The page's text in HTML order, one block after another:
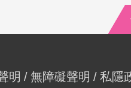
明 無障礙聲明
私隱